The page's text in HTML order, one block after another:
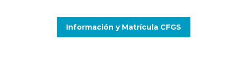
Información y Matrícula CFGS